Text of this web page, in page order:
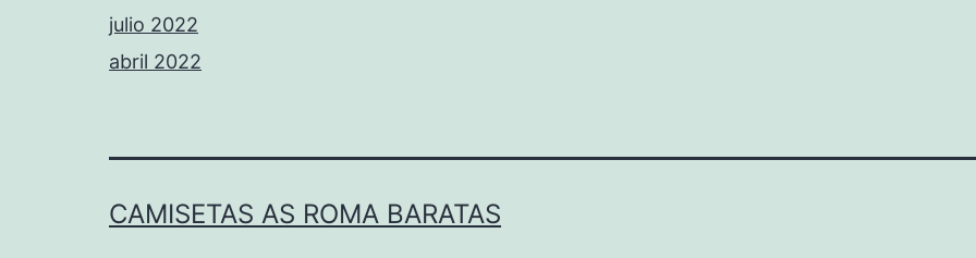
julio 2022
abril 2022
CAMISETAS AS ROMA BARATAS